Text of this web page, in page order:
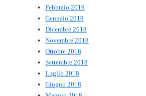
Febbraio 2019
Gennaio 2019
Dicembre 2018
Novembre 2018
Ottobre 2018
Settembre 2018
Luglio 2018
Giugno 2018